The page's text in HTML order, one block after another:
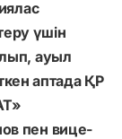
үшін
ауыл
аптада ҚР
пен вице-